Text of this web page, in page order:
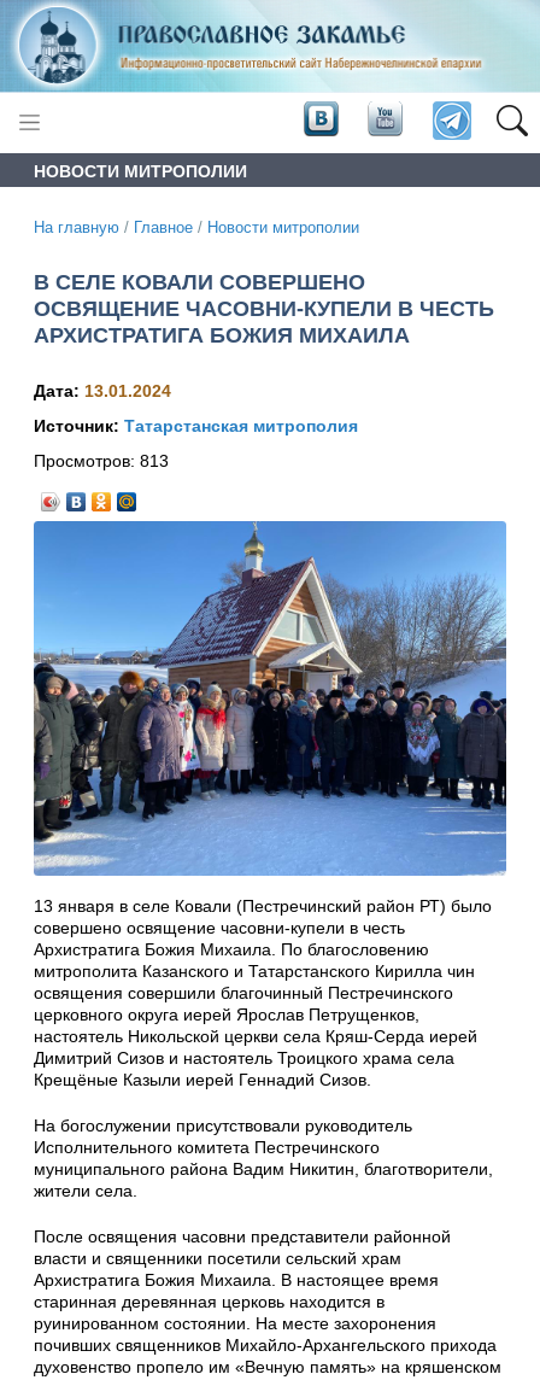
НОВОСТИ МИТРОПОЛИИ
На главную / Главное / Новости митрополии
В СЕЛЕ КОВАЛИ СОВЕРШЕНО
ОСВЯЩЕНИЕ ЧАСОВНИ-КУПЕЛИ В ЧЕСТЬ
АРХИСТРАТИГА БОЖИЯ МИХАИЛА
Дата: 13.01.2024
Источник: Татарстанская митрополия
Просмотров: 813
13 января в селе Ковали (Пестречинский район РТ) было
совершено освящение часовни-купели в честь
Архистратига Божия Михаила. По благословению
митрополита Казанского и Татарстанского Кирилла чин
освящения совершили благочинный Пестречинского
церковного округа иерей Ярослав Петрущенков,
настоятель Никольской церкви села Кряш-Серда иерей
Димитрий Сизов и настоятель Троицкого храма села
Крещёные Казыли иерей Геннадий Сизов.
На богослужении присутствовали руководитель
Исполнительного комитета Пестречинского
муниципального района Вадим Никитин, благотворители,
жители села.
После освящения часовни представители районной
власти и священники посетили сельский храм
Архистратига Божия Михаила. В настоящее время
старинная деревянная церковь находится в
руинированном состоянии. На месте захоронения
почивших священников Михайло-Архангельского прихода
духовенство пропело им «Вечную память» на кряшенском